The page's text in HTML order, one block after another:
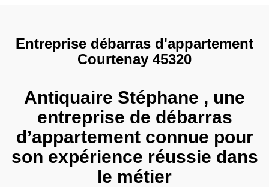
Entreprise débarras d'appartement
Courtenay 45320
Antiquaire Stéphane , une
entreprise de débarras
d’appartement connue pour
son expérience réussie dans
le métier